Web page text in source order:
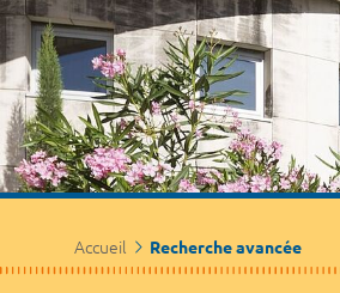
Accueil Recherche avancée